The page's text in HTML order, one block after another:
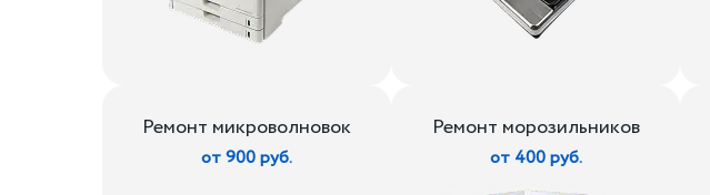
Ремонт микроволновок
от 900 руб.
Ремонт морозильников
от 400 руб.